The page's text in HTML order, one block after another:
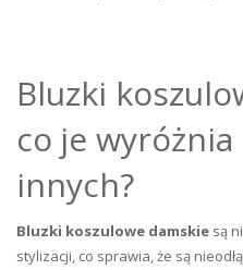
Bluzki
co je
innych?
Bluzki koszulowe damskie są
stylizacji, co sprawia, że są